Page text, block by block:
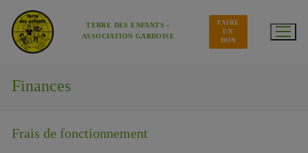
contenu
TERRE DES ENFANTS –
ASSOCIATION GARDOISE
FAIRE
UN
DON
Finances
Frais de fonctionnement